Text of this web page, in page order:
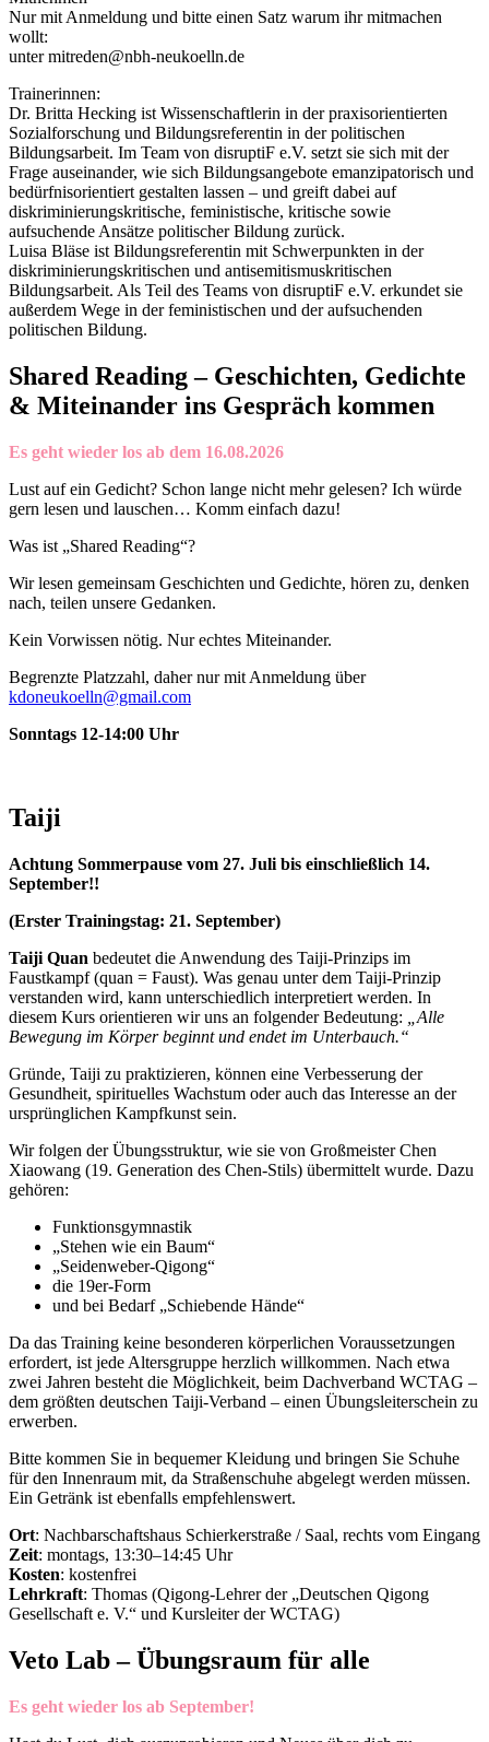
Nur mit Anmeldung und bitte einen Satz warum ihr mitmachen
wollt:
unter mitreden@nbh-neukoelln.de
Trainerinnen:
Dr. Britta Hecking ist Wissenschaftlerin in der praxisorientierten
Sozialforschung und Bildungsreferentin in der politischen
Bildungsarbeit. Im Team von disruptiF e.V. setzt sie sich mit der
Frage auseinander, wie sich Bildungsangebote emanzipatorisch und
bedürfnisorientiert gestalten lassen – und greift dabei auf
diskriminierungskritische, feministische, kritische sowie
aufsuchende Ansätze politischer Bildung zurück.
Luisa Bläse ist Bildungsreferentin mit Schwerpunkten in der
diskriminierungskritischen und antisemitismuskritischen
Bildungsarbeit. Als Teil des Teams von disruptiF e.V. erkundet sie
außerdem Wege in der feministischen und der aufsuchenden
politischen Bildung.
Shared Reading – Geschichten, Gedichte
& Miteinander ins Gespräch kommen
Es geht wieder los ab dem 16.08.2026
Lust auf ein Gedicht? Schon lange nicht mehr gelesen? Ich würde
gern lesen und lauschen… Komm einfach dazu!
Was ist „Shared Reading“?
Wir lesen gemeinsam Geschichten und Gedichte, hören zu, denken
nach, teilen unsere Gedanken.
Kein Vorwissen nötig. Nur echtes Miteinander.
Begrenzte Platzzahl, daher nur mit Anmeldung über
kdoneukoelln@gmail.com
Sonntags 12-14:00 Uhr
Taiji
Achtung Sommerpause vom 27. Juli bis einschließlich 14.
September!!
(Erster Trainingstag: 21. September)
Taiji Quan bedeutet die Anwendung des Taiji-Prinzips im
Faustkampf (quan = Faust). Was genau unter dem Taiji-Prinzip
verstanden wird, kann unterschiedlich interpretiert werden. In
diesem Kurs orientieren wir uns an folgender Bedeutung:
„Alle
Bewegung im Körper beginnt und endet im Unterbauch.“
Gründe, Taiji zu praktizieren, können eine Verbesserung der
Gesundheit, spirituelles Wachstum oder auch das Interesse an der
ursprünglichen Kampfkunst sein.
Wir folgen der Übungsstruktur, wie sie von Großmeister Chen
Xiaowang (19. Generation des Chen-Stils) übermittelt wurde. Dazu
gehören:
Funktionsgymnastik
„Stehen wie ein Baum“
„Seidenweber-Qigong“
die 19er-Form
und bei Bedarf „Schiebende Hände“
Da das Training keine besonderen körperlichen Voraussetzungen
erfordert, ist jede Altersgruppe herzlich willkommen. Nach etwa
zwei Jahren besteht die Möglichkeit, beim Dachverband WCTAG –
dem größten deutschen Taiji-Verband – einen Übungsleiterschein zu
erwerben.
Bitte kommen Sie in bequemer Kleidung und bringen Sie Schuhe
für den Innenraum mit, da Straßenschuhe abgelegt werden müssen.
Ein Getränk ist ebenfalls empfehlenswert.
Ort: Nachbarschaftshaus Schierkerstraße / Saal, rechts vom Eingang
Zeit: montags, 13:30–14:45 Uhr
Kosten: kostenfrei
Lehrkraft: Thomas (Qigong-Lehrer der „Deutschen Qigong
Gesellschaft e. V.“ und Kursleiter der WCTAG)
Veto Lab – Übungsraum für alle
Es geht wieder los ab September!